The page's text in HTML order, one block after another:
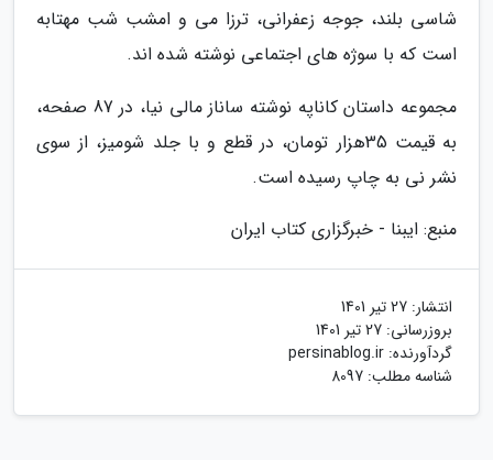
شاسی بلند، جوجه زعفرانی، ترزا می و امشب شب مهتابه
است که با سوژه های اجتماعی نوشته شده اند.
مجموعه داستان کاناپه نوشته ساناز مالی نیا، در 87 صفحه،
به قیمت 35هزار تومان، در قطع و با جلد شومیز، از سوی
نشر نی به چاپ رسیده است.
منبع: ایبنا - خبرگزاری کتاب ایران
انتشار: 27 تیر 1401
بروزرسانی: 27 تیر 1401
گردآورنده: persinablog.ir
شناسه مطلب: 8097